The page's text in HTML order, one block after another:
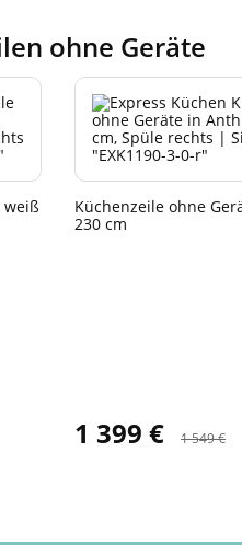
ohne Geräte
weiß
Küchenzeile ohne
230 cm
1 399 € 1 549 €